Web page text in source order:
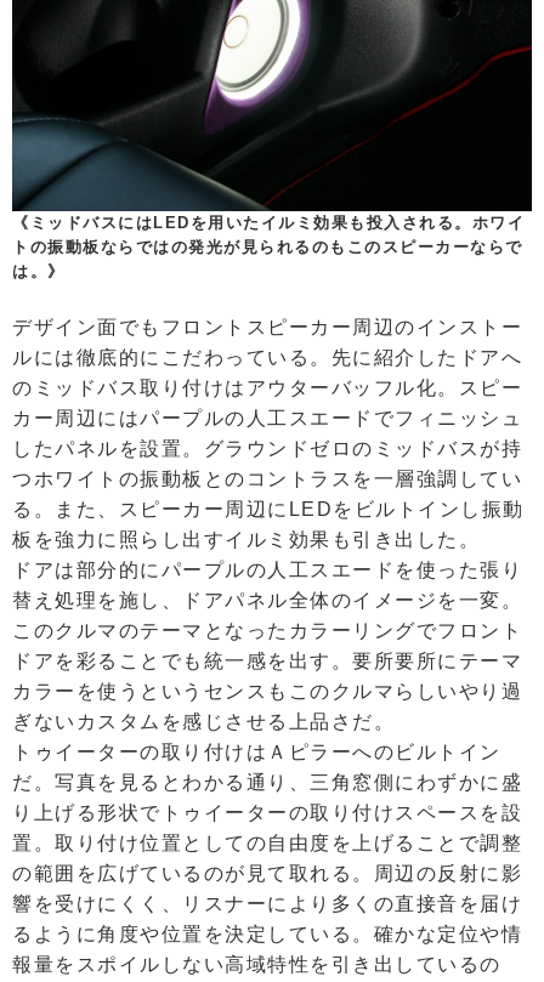
《ミッドバスにはLEDを用いたイルミ効果も投入される。ホワイ
トの振動板ならではの発光が見られるのもこのスピーカーならで
は。》
デザイン面でもフロントスピーカー周辺のインストー
ルには徹底的にこだわっている。先に紹介したドアへ
のミッドバス取り付けはアウターバッフル化。スピー
カー周辺にはパープルの人工スエードでフィニッシュ
したパネルを設置。グラウンドゼロのミッドバスが持
つホワイトの振動板とのコントラスを一層強調してい
る。また、スピーカー周辺にLEDをビルトインし振動
板を強力に照らし出すイルミ効果も引き出した。
ドアは部分的にパープルの人工スエードを使った張り
替え処理を施し、ドアパネル全体のイメージを一変。
このクルマのテーマとなったカラーリングでフロント
ドアを彩ることでも統一感を出す。要所要所にテーマ
カラーを使うというセンスもこのクルマらしいやり過
ぎないカスタムを感じさせる上品さだ。
トゥイーターの取り付けはＡピラーへのビルトイン
だ。写真を見るとわかる通り、三角窓側にわずかに盛
り上げる形状でトゥイーターの取り付けスペースを設
置。取り付け位置としての自由度を上げることで調整
の範囲を広げているのが見て取れる。周辺の反射に影
響を受けにくく、リスナーにより多くの直接音を届け
るように角度や位置を決定している。確かな定位や情
報量をスポイルしない高域特性を引き出しているの